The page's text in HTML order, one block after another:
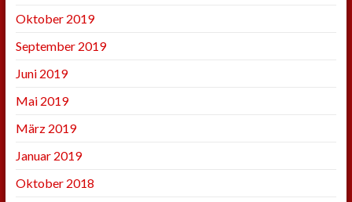
Oktober 2019
September 2019
Juni 2019
Mai 2019
März 2019
Januar 2019
Oktober 2018